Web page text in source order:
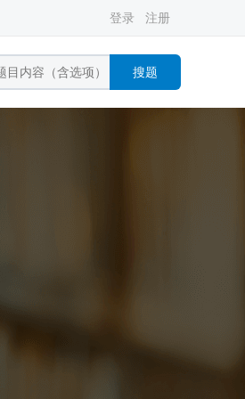
登录 注册
搜题